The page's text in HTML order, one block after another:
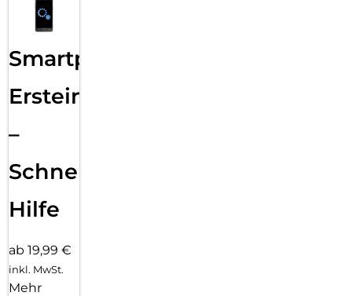
Smartphone
Ersteinrichtung
–
Schnelle
Hilfe
ab 19,99 €
inkl. MwSt.
Mehr